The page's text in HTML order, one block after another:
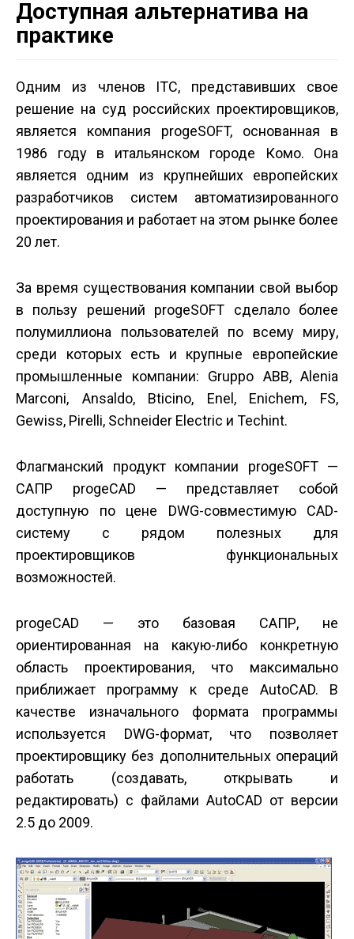
Доступная альтернатива на
практике
Одним из членов ITC, представивших свое
решение на суд российских проектировщиков,
является компания progeSOFT, основанная в
1986 году в итальянском городе Комо. Она
является одним из крупнейших европейских
разработчиков систем автоматизированного
проектирования и работает на этом рынке более
20 лет.
За время существования компании свой выбор
в пользу решений progeSOFT сделало более
полумиллиона пользователей по всему миру,
среди которых есть и крупные европейские
промышленные компании: Gruppo ABB, Alenia
Marconi, Ansaldo, Bticino, Enel, Enichem, FS,
Gewiss, Pirelli, Schneider Electric и Techint.
Флагманский продукт компании progeSOFT —
САПР progeCAD — представляет собой
доступную по цене DWG-совместимую CAD-
систему с рядом полезных для
проектировщиков функциональных
возможностей.
progeCAD — это базовая САПР, не
ориентированная на какую-либо конкретную
область проектирования, что максимально
приближает программу к среде AutoCAD. В
качестве изначального формата программы
используется DWG-формат, что позволяет
проектировщику без дополнительных операций
работать (создавать, открывать и
редактировать) с файлами AutoCAD от версии
2.5 до 2009.